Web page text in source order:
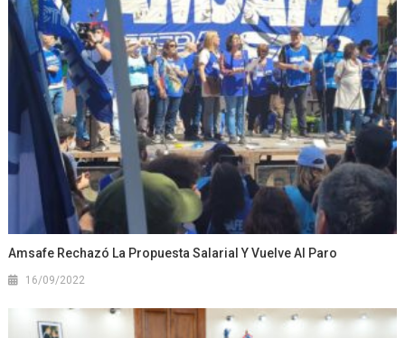
Amsafe Rechazó La Propuesta Salarial Y Vuelve Al Paro
16/09/2022